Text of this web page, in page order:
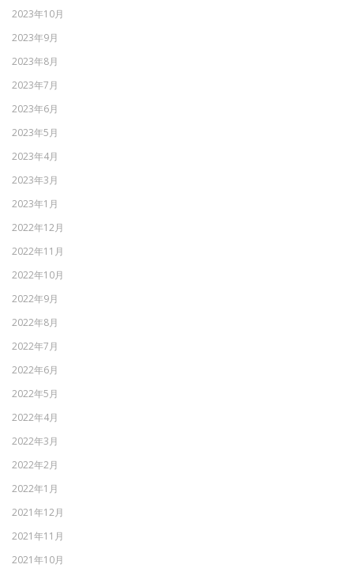
2023年10月
2023年9月
2023年8月
2023年7月
2023年6月
2023年5月
2023年4月
2023年3月
2023年1月
2022年12月
2022年11月
2022年10月
2022年9月
2022年8月
2022年7月
2022年6月
2022年5月
2022年4月
2022年3月
2022年2月
2022年1月
2021年12月
2021年11月
2021年10月